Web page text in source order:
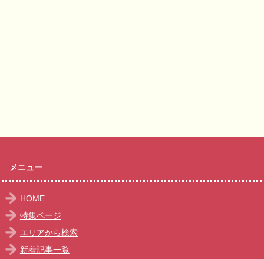
メニュー
HOME
特集ページ
エリアから検索
新着記事一覧